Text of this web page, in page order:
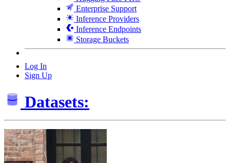
Enterprise Support
Inference Providers
Inference Endpoints
Storage Buckets
Log In
Sign Up
Datasets: